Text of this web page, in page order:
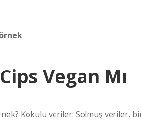
Vegan Mı
Kokulu veriler: Solmuş veriler,